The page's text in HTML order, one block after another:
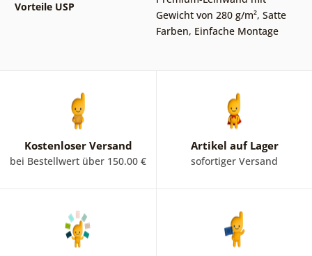
Vorteile USP
Gewicht von 280 g/m², Satte
Farben, Einfache Montage
Kostenloser Versand
bei Bestellwert über 150.00 €
Artikel auf Lager
sofortiger Versand